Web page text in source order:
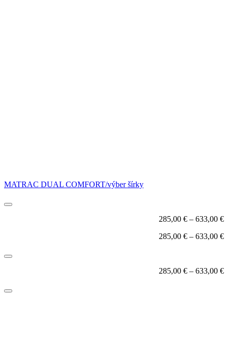
MATRAC DUAL COMFORT/výber šírky
285,00 € – 633,00 €
285,00 € – 633,00 €
285,00 € – 633,00 €